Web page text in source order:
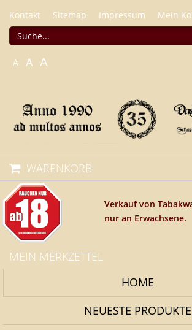
Kontakt Sitemap Impressum Mein
A A A
WARENKORB
Verkauf von
nur an Erwachsene.
MEIN MERKZETTEL
HOME
NEUESTE PRODUKTE